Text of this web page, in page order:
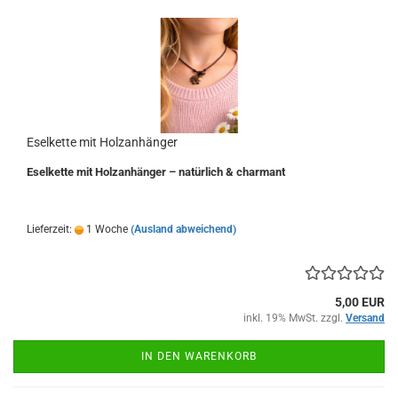
Eselkette mit Holzanhänger
Eselkette mit Holzanhänger – natürlich & charmant
Lieferzeit: 1 Woche (Ausland abweichend)
5,00 EUR
inkl. 19% MwSt. zzgl. Versand
IN DEN WARENKORB